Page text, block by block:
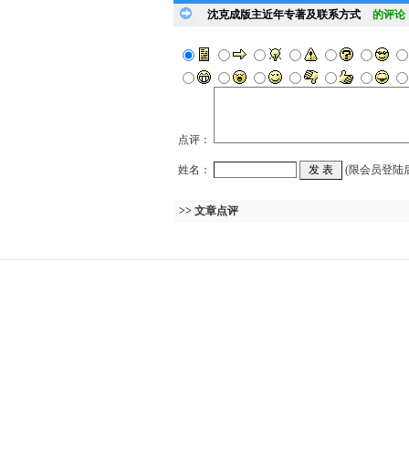
沈克成版主近年专著及联系方式 的评论
点评：
姓名： (限会员登陆
>> 文章点评